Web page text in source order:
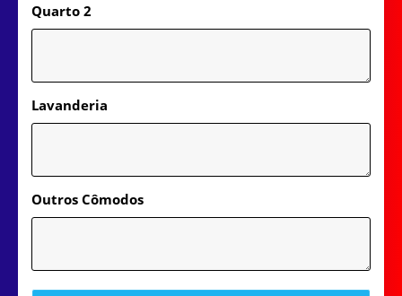
Quarto 2
Lavanderia
Outros Cômodos